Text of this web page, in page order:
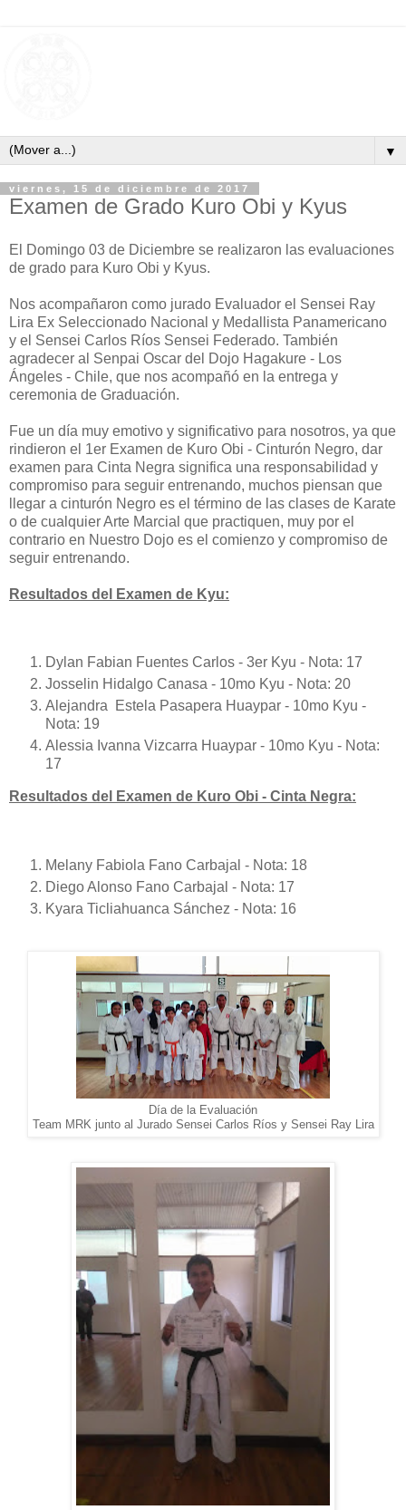
▼
viernes, 15 de diciembre de 2017
Examen de Grado Kuro Obi y Kyus
El Domingo 03 de Diciembre se realizaron las evaluaciones
de grado para Kuro Obi y Kyus.
Nos acompañaron como jurado Evaluador el Sensei Ray
Lira Ex Seleccionado Nacional y Medallista Panamericano
y el Sensei Carlos Ríos Sensei Federado. También
agradecer al Senpai Oscar del Dojo Hagakure - Los
Ángeles - Chile, que nos acompañó en la entrega y
ceremonia de Graduación.
Fue un día muy emotivo y significativo para nosotros, ya que
rindieron el 1er Examen de Kuro Obi - Cinturón Negro, dar
examen para Cinta Negra significa una responsabilidad y
compromiso para seguir entrenando, muchos piensan que
llegar a cinturón Negro es el término de las clases de Karate
o de cualquier Arte Marcial que practiquen, muy por el
contrario en Nuestro Dojo es el comienzo y compromiso de
seguir entrenando.
Resultados del Examen de Kyu:
Dylan Fabian Fuentes Carlos - 3er Kyu - Nota: 17
Josselin Hidalgo Canasa - 10mo Kyu - Nota: 20
Alejandra Estela Pasapera Huaypar - 10mo Kyu -
Nota: 19
Alessia Ivanna Vizcarra Huaypar - 10mo Kyu - Nota:
17
Resultados del Examen de Kuro Obi - Cinta Negra:
Melany Fabiola Fano Carbajal - Nota: 18
Diego Alonso Fano Carbajal - Nota: 17
Kyara Ticliahuanca Sánchez - Nota: 16
Día de la Evaluación
Team MRK junto al Jurado Sensei Carlos Ríos y Sensei Ray Lira